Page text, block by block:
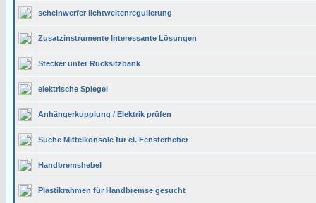
scheinwerfer lichtweitenregulierung
Zusatzinstrumente Interessante Lösungen
Stecker unter Rücksitzbank
elektrische Spiegel
Anhängerkupplung / Elektrik prüfen
Suche Mittelkonsole für el. Fensterheber
Handbremshebel
Plastikrahmen für Handbremse gesucht